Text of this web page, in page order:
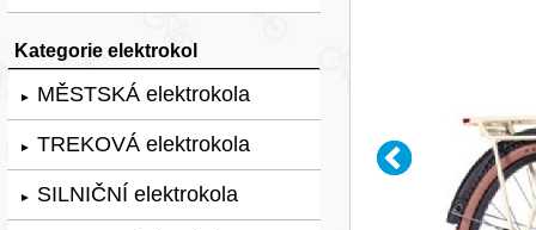
Kategorie elektrokol
► MĚSTSKÁ elektrokola
► TREKOVÁ elektrokola
► SILNIČNÍ elektrokola